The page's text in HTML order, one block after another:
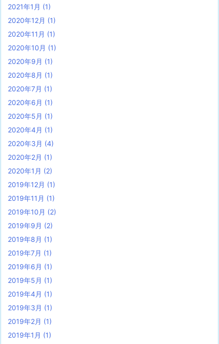
2021年1月 (1)
2020年12月 (1)
2020年11月 (1)
2020年10月 (1)
2020年9月 (1)
2020年8月 (1)
2020年7月 (1)
2020年6月 (1)
2020年5月 (1)
2020年4月 (1)
2020年3月 (4)
2020年2月 (1)
2020年1月 (2)
2019年12月 (1)
2019年11月 (1)
2019年10月 (2)
2019年9月 (2)
2019年8月 (1)
2019年7月 (1)
2019年6月 (1)
2019年5月 (1)
2019年4月 (1)
2019年3月 (1)
2019年2月 (1)
2019年1月 (1)